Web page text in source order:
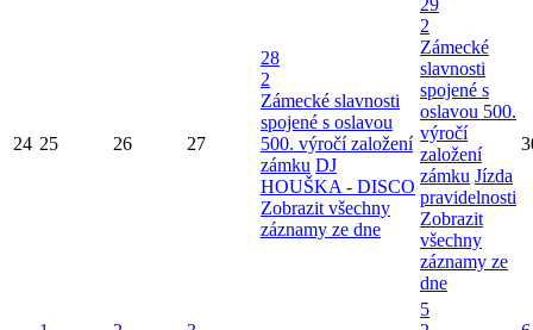
24 25 26 27
28
2
Zámecké slavnosti
spojené s oslavou
500. výročí založení
zámku DJ
HOUŠKA - DISCO
Zobrazit všechny
záznamy ze dne
29
2
Zámecké
slavnosti
spojené s
oslavou 500.
výročí
založení
zámku Jízda
pravidelnosti
Zobrazit
všechny
záznamy ze
dne
5